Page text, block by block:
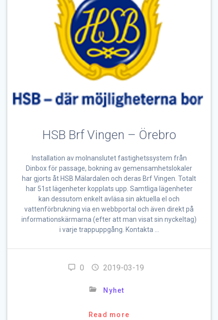
HSB Brf Vingen – Örebro
Installation av molnanslutet fastighetssystem från
Dinbox för passage, bokning av gemensamhetslokaler
har gjorts åt HSB Mälardalen och deras Brf Vingen. Totalt
har 51st lägenheter kopplats upp. Samtliga lägenheter
kan dessutom enkelt avläsa sin aktuella el och
vattenförbrukning via en webbportal och även direkt på
informationskärmarna (efter att man visat sin nyckeltag)
i varje trappuppgång. Kontakta …
0 2019-03-19
Nyhet
Read more